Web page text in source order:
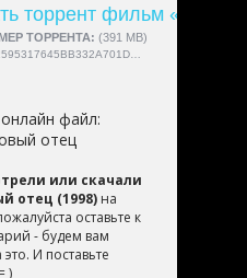
торрент фильм
ТОРРЕНТА: (391 MB)
4189
файл:
отец
или скачали
отец (1998) на
оставьте к
- будем вам
И поставьте
)